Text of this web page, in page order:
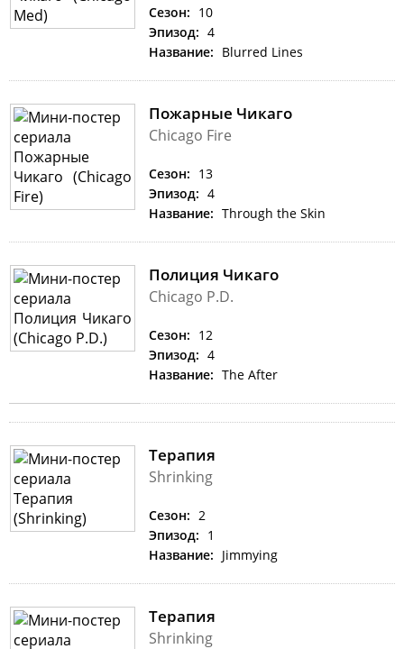
Сезон: 10
Эпизод: 4
Название: Blurred Lines
Пожарные Чикаго
Chicago Fire
Сезон: 13
Эпизод: 4
Название: Through the Skin
Полиция Чикаго
Chicago P.D.
Сезон: 12
Эпизод: 4
Название: The After
Терапия
Shrinking
Сезон: 2
Эпизод: 1
Название: Jimmying
Терапия
Shrinking